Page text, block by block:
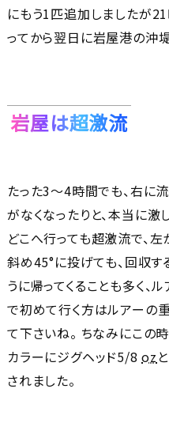
にもう1匹追加しましたが
ってから翌日に岩屋港の沖
岩屋は超激流
たった3～4時間でも、右に
がなくなったりと、本当に
どこへ行っても超激流で、
斜め45°に投げても、回収
うに帰ってくることも多く、
で初めて行く方はルアーの
て下さいね。 ちなみにこの
カラーにジグヘッド5/8oz
されました。